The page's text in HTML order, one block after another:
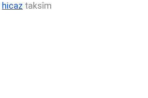
hicaz taksîm